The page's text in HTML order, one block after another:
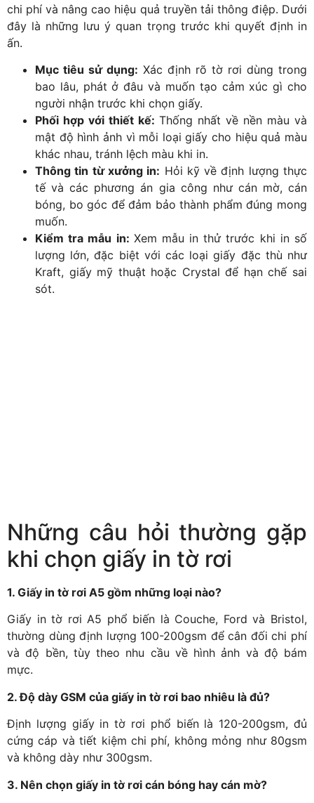
chi phí và nâng cao hiệu quả truyền tải thông điệp. Dưới
đây là những lưu ý quan trọng trước khi quyết định in
ấn.
Mục tiêu sử dụng: Xác định rõ tờ rơi dùng trong
bao lâu, phát ở đâu và muốn tạo cảm xúc gì cho
người nhận trước khi chọn giấy.
Phối hợp với thiết kế: Thống nhất về nền màu và
mật độ hình ảnh vì mỗi loại giấy cho hiệu quả màu
khác nhau, tránh lệch màu khi in.
Thông tin từ xưởng in: Hỏi kỹ về định lượng thực
tế và các phương án gia công như cán mờ, cán
bóng, bo góc để đảm bảo thành phẩm đúng mong
muốn.
Kiểm tra mẫu in: Xem mẫu in thử trước khi in số
lượng lớn, đặc biệt với các loại giấy đặc thù như
Kraft, giấy mỹ thuật hoặc Crystal để hạn chế sai
sót.
Những câu hỏi thường gặp
khi chọn giấy in tờ rơi
1. Giấy in tờ rơi A5 gồm những loại nào?
Giấy in tờ rơi A5 phổ biến là Couche, Ford và Bristol,
thường dùng định lượng 100-200gsm để cân đối chi phí
và độ bền, tùy theo nhu cầu về hình ảnh và độ bám
mực.
2. Độ dày GSM của giấy in tờ rơi bao nhiêu là đủ?
Định lượng giấy in tờ rơi phổ biến là 120-200gsm, đủ
cứng cáp và tiết kiệm chi phí, không mỏng như 80gsm
và không dày như 300gsm.
3. Nên chọn giấy in tờ rơi cán bóng hay cán mờ?